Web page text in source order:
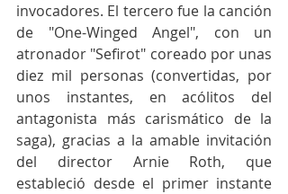
invocadores. El tercero fue la canción
de "One-Winged Angel", con un
atronador "Sefirot" coreado por unas
diez mil personas (convertidas, por
unos instantes, en acólitos del
antagonista más carismático de la
saga), gracias a la amable invitación
del director Arnie Roth, que
estableció desde el primer instante